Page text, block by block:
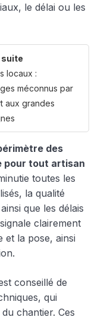
le délai ou les
suite
locaux :
méconnus par
aux grandes
des
pour tout artisan
toutes les
la qualité
que les délais
clairement
et la pose, ainsi
conseillé de
qui
chantier. Ces